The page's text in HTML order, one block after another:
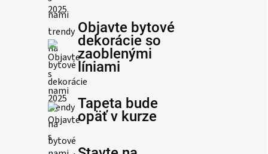
Objavte bytové
dekorácie so
zaoblenými
líniami
Tapeta bude
opäť v kurze